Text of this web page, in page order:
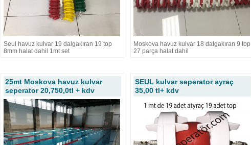
Seul havuz kulvar 19 dalgakıran 19 top
8mm halat dahil 1mt set
Moskova havuz kulvar 18 dalgakıran 9 top
27 parça halat dahil
25mt Moskova havuz kulvar
seperator 20,750,0tl + kdv
SEUL kulvar seperator ayraç
35,00 tl+ kdv